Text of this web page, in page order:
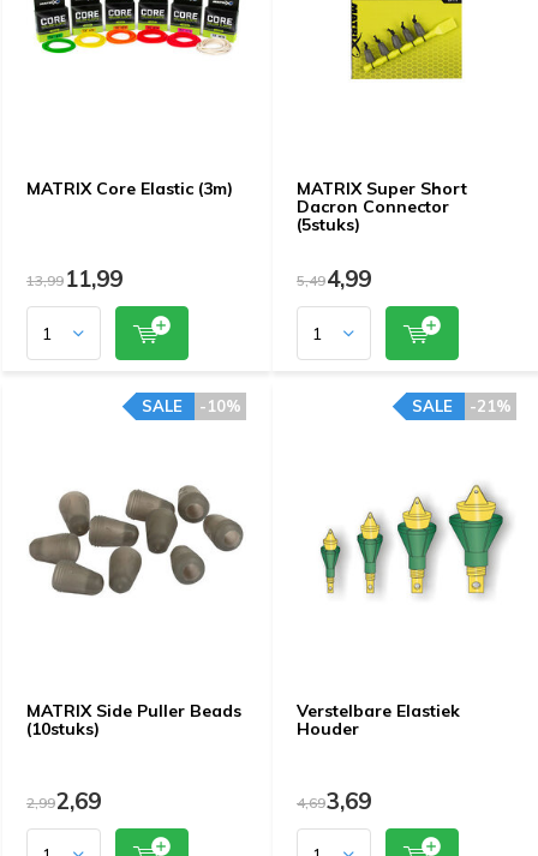
MATRIX Core Elastic (3m)
13,9911,99
MATRIX Super Short
Dacron Connector
(5stuks)
5,494,99
MATRIX Side Puller Beads
(10stuks)
-10%
SALE
2,992,69
Verstelbare Elastiek
Houder
-21%
SALE
4,693,69